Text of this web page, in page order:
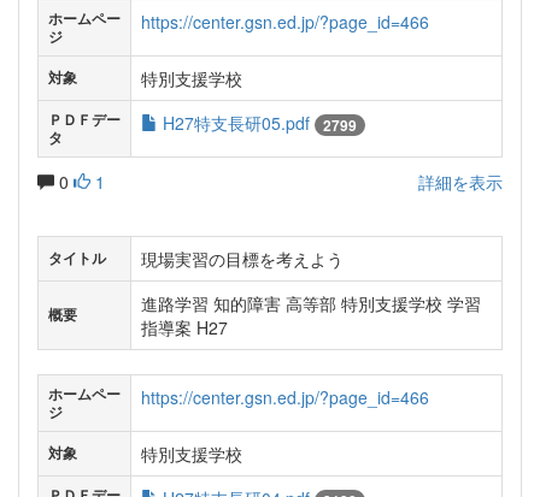
ホームペー
ジ
https://center.gsn.ed.jp/?page_id=466
対象 特別支援学校
ＰＤＦデー
タ
H27特支長研05.pdf 2799
0 1 詳細を表示
タイトル 現場実習の目標を考えよう
概要
進路学習 知的障害 高等部 特別支援学校 学習
指導案 H27
ホームペー
ジ
https://center.gsn.ed.jp/?page_id=466
対象 特別支援学校